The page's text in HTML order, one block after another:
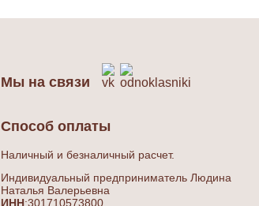
Мы на связи
Способ оплаты
Наличный и безналичный расчет.
Индивидуальный предприниматель Людина
Наталья Валерьевна
ИНН:301710573800